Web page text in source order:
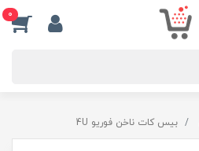
0
بیس کات ناخن فوریو 4U